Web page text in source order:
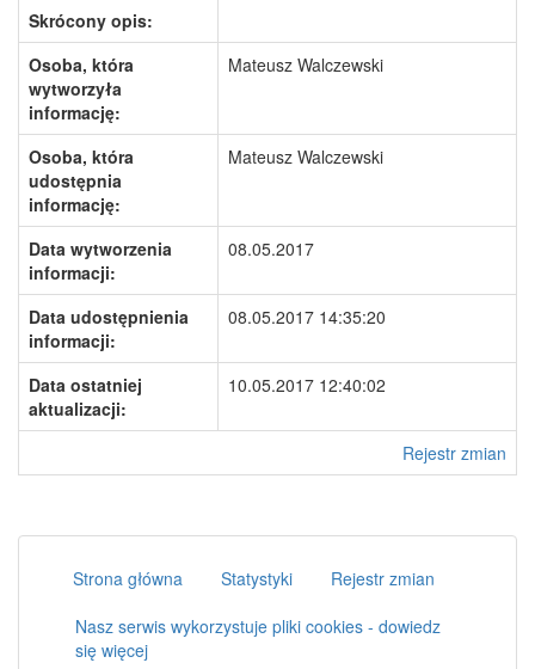
Skrócony opis:
Osoba, która
wytworzyła
informację:
Mateusz Walczewski
Osoba, która
udostępnia
informację:
Mateusz Walczewski
Data wytworzenia
informacji:
08.05.2017
Data udostępnienia
informacji:
08.05.2017 14:35:20
Data ostatniej
aktualizacji:
10.05.2017 12:40:02
Rejestr zmian
Strona główna Statystyki
Rejestr zmian
Nasz serwis wykorzystuje pliki cookies - dowiedz
się więcej